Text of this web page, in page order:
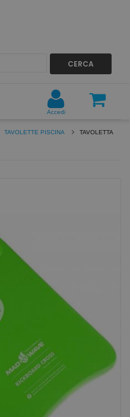
CERCA
Accedi
TAVOLETTE PISCINA TAVOLETTA